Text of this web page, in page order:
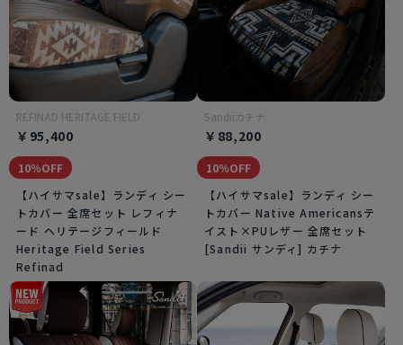
REFINAD HERITAGE FIELD
￥95,400
10％OFF
【ハイサマsale】ランディ シー
トカバー 全席セット レフィナ
ード ヘリテージフィールド
Heritage Field Series
Refinad
Sandiiカチナ
￥88,200
10％OFF
【ハイサマsale】ランディ シー
トカバー Native Americansテ
イスト×PUレザー 全席セット
[Sandii サンディ] カチナ